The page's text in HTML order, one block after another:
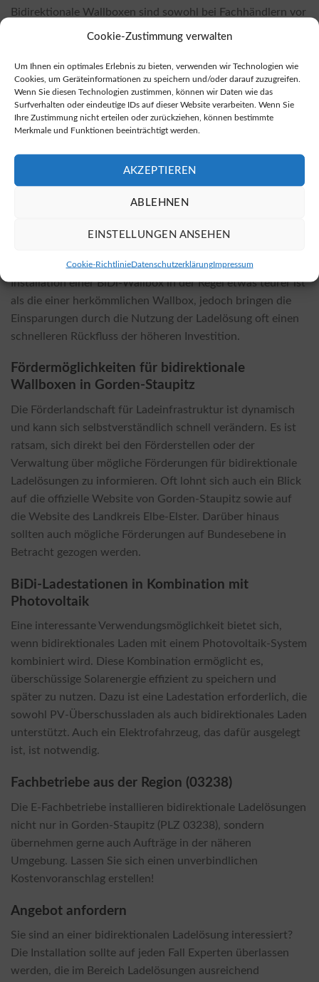
Cookie-Zustimmung verwalten
Um Ihnen ein optimales Erlebnis zu bieten, verwenden wir Technologien wie
Cookies, um Geräteinformationen zu speichern und/oder darauf zuzugreifen.
Wenn Sie diesen Technologien zustimmen, können wir Daten wie das
Surfverhalten oder eindeutige IDs auf dieser Website verarbeiten. Wenn Sie
Ihre Zustimmung nicht erteilen oder zurückziehen, können bestimmte
Merkmale und Funktionen beeinträchtigt werden.
AKZEPTIEREN
ABLEHNEN
EINSTELLUNGEN ANSEHEN
Cookie-RichtlinieDatenschutzerklärungImpressum
Bidirektionale Wallboxen sind sowohl bei Fachhändlern vor
Ort als auch in vielen Online-Shops erhältlich. Online-
verglichen zu werden. Eine Möglichkeit, bidirektionale
Wallboxen zu erwerben, bietet Ihnen dieserOnline-Shop
für bidirektionale Wallboxen.
Kosten der Installation und ihre Einflussfaktoren
Die Kosten für die Installation einer bidirektionalen
Wallbox variieren je nach gewähltem Modell und
Komplexität der Verkabelung, die benötigten
Anpassungen. Es ist wichtig zu beachten, dass die
Installation einer BiDi-Wallbox in der Regel etwas teurer ist
als die einer herkömmlichen Wallbox, jedoch bringen die
Einsparungen durch die Nutzung der Ladelösung oft einen
schnelleren Rückfluss der höheren Investition.
Fördermöglichkeiten für bidirektionale
Wallboxen in Gorden-Staupitz
Die Förderlandschaft für Ladeinfrastruktur ist dynamisch
und kann sich selbstverständlich schnell verändern. Es ist
ratsam, sich direkt bei den Förderstellen oder der
Verwaltung über mögliche Förderungen für bidirektionale
Ladelösungen zu informieren. Oft lohnt sich auch ein Blick
auf die offizielle Website von Gorden-Staupitz sowie auf
die Website des Landkreis Elbe-Elster. Darüber hinaus
sollten auch mögliche Förderungen auf Bundesebene in
Betracht gezogen werden.
BiDi-Ladestationen in Kombination mit
Photovoltaik
Eine interessante Verwendungsmöglichkeit bietet sich,
wenn bidirektionales Laden mit einem Photovoltaik-System
kombiniert wird. Diese Kombination ermöglicht es,
überschüssige Solarenergie effizient zu speichern und
später zu nutzen. Dazu ist eine Ladestation erforderlich, die
sowohl PV-Überschussladen als auch bidirektionales Laden
unterstützt. Auch ein Elektrofahrzeug, das dafür ausgelegt
ist, ist notwendig.
Fachbetriebe aus der Region (03238)
Die E-Fachbetriebe installieren bidirektionale Ladelösungen
nicht nur in Gorden-Staupitz (PLZ 03238), sondern
übernehmen gerne auch Aufträge in der näheren
Umgebung. Lassen Sie sich einen unverbindlichen
Kostenvoranschlag erstellen!
Angebot anfordern
Sie sind an einer bidirektionalen Ladelösung interessiert?
Die Installation sollte auf jeden Fall Experten überlassen
werden, die im Bereich Ladelösungen ausreichend